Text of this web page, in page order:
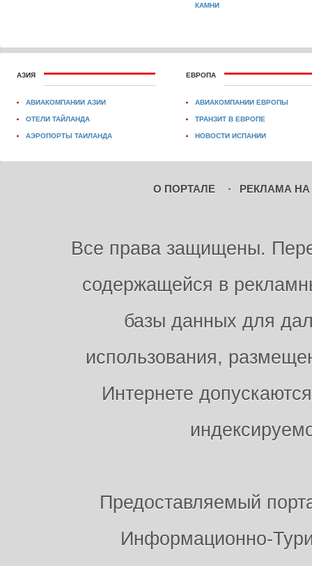
КАМНИ
АЗИЯ
АВИАКОМПАНИИ АЗИИ
ОТЕЛИ ТАЙЛАНДА
АЭРОПОРТЫ ТАИЛАНДА
ЕВРОПА
АВИАКОМПАНИИ ЕВРОПЫ
ТРАНЗИТ В ЕВРОПЕ
НОВОСТИ ИСПАНИИ
О ПОРТАЛЕ РЕКЛАМА НА
Все права защищены.
содержащейся в
базы данных для
использования,
Интернете
Предоставляемый
Информационно-